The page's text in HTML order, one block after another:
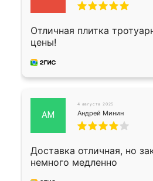
Отличная плитка
цены!
АМ
4 августа 2025
Андрей Минин
Доставка отличная, но
немного медленно